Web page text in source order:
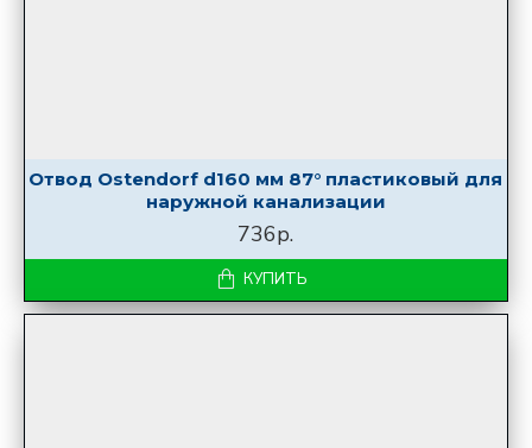
Отвод Ostendorf d160 мм 87° пластиковый для
наружной канализации
736р.
КУПИТЬ